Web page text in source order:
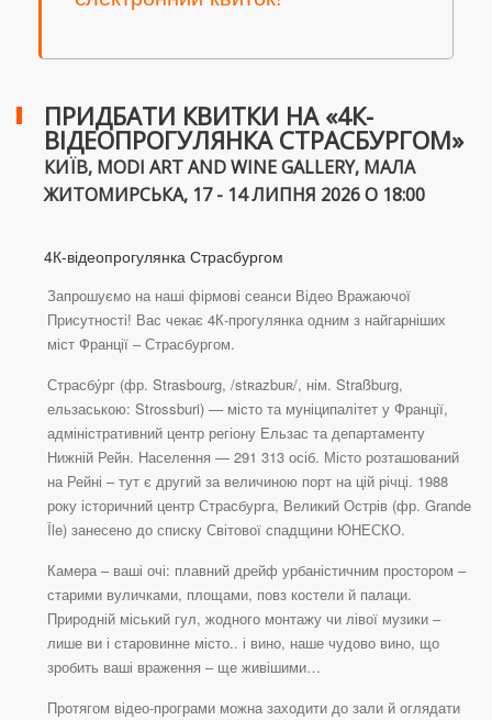
ПРИДБАТИ КВИТКИ НА «4К-
ВІДЕОПРОГУЛЯНКА СТРАСБУРГОМ»
КИЇВ, MODI ART AND WINE GALLERY, МАЛА
ЖИТОМИРСЬКА, 17 - 14 ЛИПНЯ 2026 О 18:00
4К-відеопрогулянка Страсбургом
Запрошуємо на наші фірмові сеанси Відео Вражаючої
Присутності! Вас чекає 4К-прогулянка одним з найгарніших
міст Франції – Страсбургом.
Страсбу́рг (фр. Strasbourg, /stʀazbuʀ/, нім. Straßburg,
ельзаською: Strossburi) — місто та муніципалітет у Франції,
адміністративний центр регіону Ельзас та департаменту
Нижній Рейн. Населення — 291 313 осіб. Місто розташований
на Рейні – тут є другий за величиною порт на цій річці. 1988
року історичний центр Страсбурга, Великий Острів (фр. Grande
Île) занесено до списку Світової спадщини ЮНЕСКО.
Камера – ваші очі: плавний дрейф урбаністичним простором –
старими вуличками, площами, повз костели й палаци.
Природній міський гул, жодного монтажу чи лівої музики –
лише ви і старовинне місто.. і вино, наше чудово вино, що
зробить ваші враження – ще живішими…
Протягом відео-програми можна заходити до зали й оглядати